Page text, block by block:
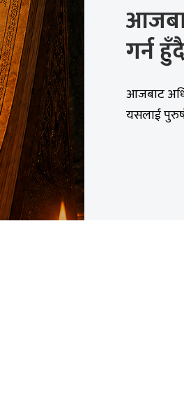
गर्न
आजबाट
यसलाई